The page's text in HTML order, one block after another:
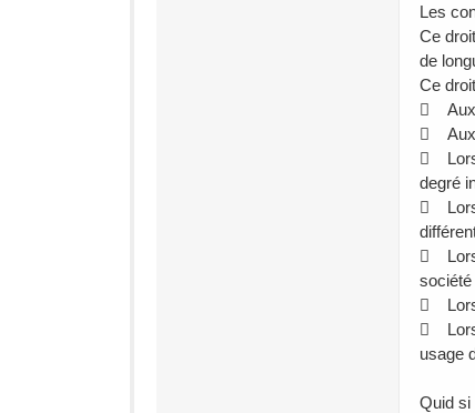
Les
Ce
de
Ce
 Aux
 Aux

degré


société


usage
Quid si